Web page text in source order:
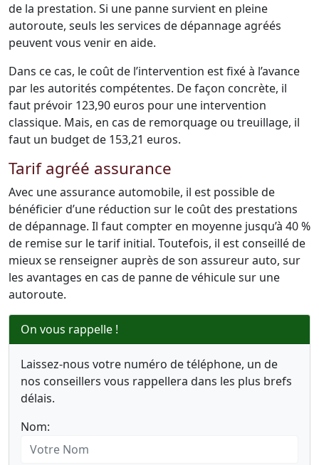
de la prestation. Si une panne survient en pleine
autoroute, seuls les services de dépannage agréés
peuvent vous venir en aide.
Dans ce cas, le coût de l’intervention est fixé à l’avance
par les autorités compétentes. De façon concrète, il
faut prévoir 123,90 euros pour une intervention
classique. Mais, en cas de remorquage ou treuillage, il
faut un budget de 153,21 euros.
Tarif agréé assurance
Avec une assurance automobile, il est possible de
bénéficier d’une réduction sur le coût des prestations
de dépannage. Il faut compter en moyenne jusqu’à 40 %
de remise sur le tarif initial. Toutefois, il est conseillé de
mieux se renseigner auprès de son assureur auto, sur
les avantages en cas de panne de véhicule sur une
autoroute.
On vous rappelle !
Laissez-nous votre numéro de téléphone, un de
nos conseillers vous rappellera dans les plus brefs
délais.
Nom: